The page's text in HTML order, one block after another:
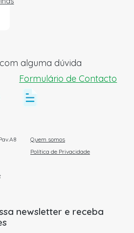
Formulário de Contacto
Quem somos
Política de Privacidade
newsletter e receba